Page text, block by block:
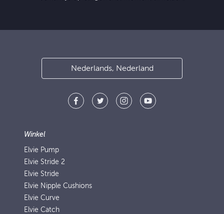
Nederlands, Nederland
Winkel
Elvie Pump
Elvie Stride 2
Elvie Stride
Elvie Nipple Cushions
Elvie Curve
Elvie Catch